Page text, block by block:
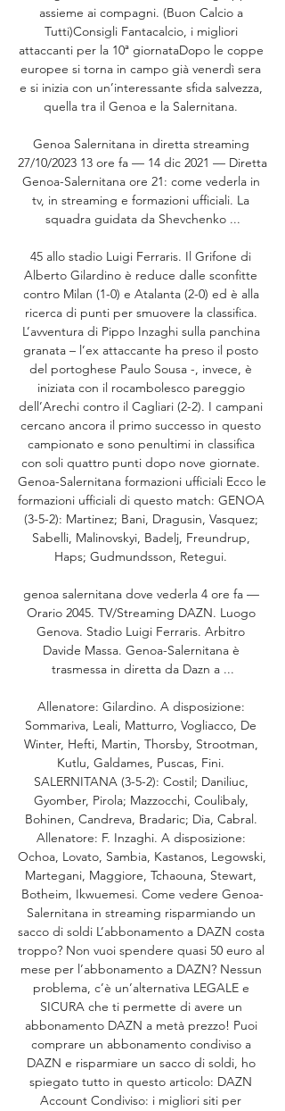
assieme ai compagni. (Buon Calcio a
Tutti)Consigli Fantacalcio, i migliori
attaccanti per la 10ª giornataDopo le coppe
europee si torna in campo già venerdì sera
e si inizia con un’interessante sfida salvezza,
quella tra il Genoa e la Salernitana.
Genoa Salernitana in diretta streaming
27/10/2023 13 ore fa — 14 dic 2021 — Diretta
Genoa-Salernitana ore 21: come vederla in
tv, in streaming e formazioni ufficiali. La
squadra guidata da Shevchenko ...
45 allo stadio Luigi Ferraris. Il Grifone di
Alberto Gilardino è reduce dalle sconfitte
contro Milan (1-0) e Atalanta (2-0) ed è alla
ricerca di punti per smuovere la classifica.
L’avventura di Pippo Inzaghi sulla panchina
granata – l’ex attaccante ha preso il posto
del portoghese Paulo Sousa -, invece, è
iniziata con il rocambolesco pareggio
dell’Arechi contro il Cagliari (2-2). I campani
cercano ancora il primo successo in questo
campionato e sono penultimi in classifica
con soli quattro punti dopo nove giornate.
Genoa-Salernitana formazioni ufficiali Ecco le
formazioni ufficiali di questo match: GENOA
(3-5-2): Martinez; Bani, Dragusin, Vasquez;
Sabelli, Malinovskyi, Badelj, Freundrup,
Haps; Gudmundsson, Retegui.
genoa salernitana dove vederla 4 ore fa —
Orario 2045. TV/Streaming DAZN. Luogo
Genova. Stadio Luigi Ferraris. Arbitro
Davide Massa. Genoa-Salernitana è
trasmessa in diretta da Dazn a ...
Allenatore: Gilardino. A disposizione:
Sommariva, Leali, Matturro, Vogliacco, De
Winter, Hefti, Martin, Thorsby, Strootman,
Kutlu, Galdames, Puscas, Fini.
SALERNITANA (3-5-2): Costil; Daniliuc,
Gyomber, Pirola; Mazzocchi, Coulibaly,
Bohinen, Candreva, Bradaric; Dia, Cabral.
Allenatore: F. Inzaghi. A disposizione:
Ochoa, Lovato, Sambia, Kastanos, Legowski,
Martegani, Maggiore, Tchaouna, Stewart,
Botheim, Ikwuemesi. Come vedere Genoa-
Salernitana in streaming risparmiando un
sacco di soldi L’abbonamento a DAZN costa
troppo? Non vuoi spendere quasi 50 euro al
mese per l’abbonamento a DAZN? Nessun
problema, c’è un’alternativa LEGALE e
SICURA che ti permette di avere un
abbonamento DAZN a metà prezzo! Puoi
comprare un abbonamento condiviso a
DAZN e risparmiare un sacco di soldi, ho
spiegato tutto in questo articolo: DAZN
Account Condiviso: i migliori siti per